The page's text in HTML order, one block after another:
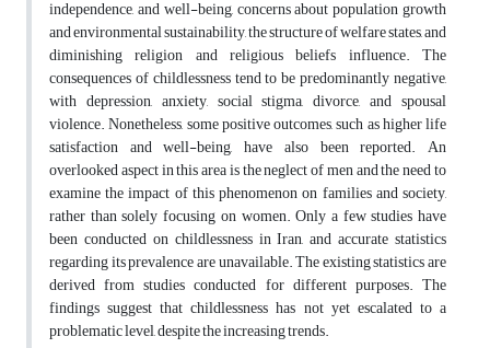
independence, and well-being, concerns about population growth
and environmental sustainability, the structure of welfare states, and
diminishing religion and religious beliefs influence. The
consequences of childlessness tend to be predominantly negative,
with depression, anxiety, social stigma, divorce, and spousal
violence. Nonetheless, some positive outcomes, such as higher life
satisfaction and well-being, have also been reported. An
overlooked aspect in this area is the neglect of men and the need to
examine the impact of this phenomenon on families and society,
rather than solely focusing on women. Only a few studies have
been conducted on childlessness in Iran, and accurate statistics
regarding its prevalence are unavailable. The existing statistics are
derived from studies conducted for different purposes. The
findings suggest that childlessness has not yet escalated to a
problematic level, despite the increasing trends.